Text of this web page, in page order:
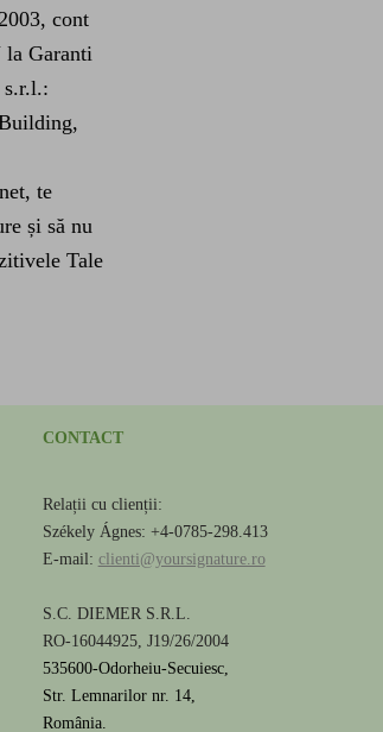
cont
la Garanti
s.r.l.:
te
și să nu
Tale
CONTACT
Relații cu clienții:
Székely Ágnes: +4-0785-298.413
E-mail: clienti@yoursignature.ro
S.C. DIEMER S.R.L.
RO-16044925, J19/26/2004
535600-Odorheiu-Secuiesc,
Str. Lemnarilor nr. 14,
România.